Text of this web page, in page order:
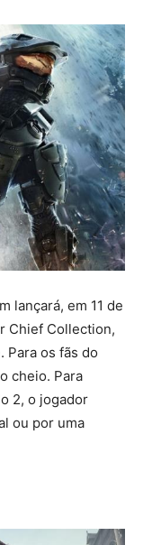
lançará, em 11 de
Chief Collection,
Para os fãs do
cheio. Para
2, o jogador
ou por uma